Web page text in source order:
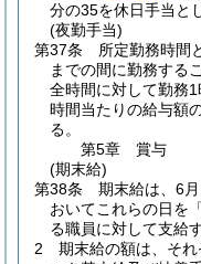
分の35を休日手当と
(夜勤手当)
第37条
所定勤務時間
までの間に勤務する
全時間に対して勤務1
時間当たりの給与額
る。
第5章
賞与
(期末給)
第38条
期末給は、6
おいてこれらの日を
る職員に対して支給す
2
期末給の額は、そ